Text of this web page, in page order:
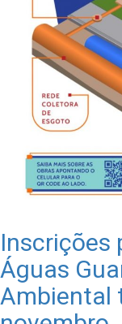
Inscrições
Águas
Ambiental